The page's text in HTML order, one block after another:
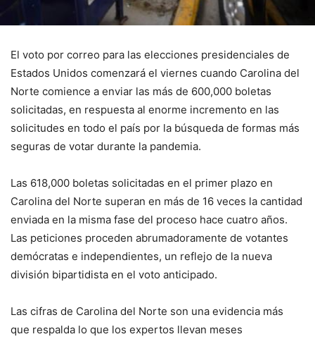
El voto por correo para las elecciones presidenciales de
Estados Unidos comenzará el viernes cuando Carolina del
Norte comience a enviar las más de 600,000 boletas
solicitadas, en respuesta al enorme incremento en las
solicitudes en todo el país por la búsqueda de formas más
seguras de votar durante la pandemia.
Las 618,000 boletas solicitadas en el primer plazo en
Carolina del Norte superan en más de 16 veces la cantidad
enviada en la misma fase del proceso hace cuatro años.
Las peticiones proceden abrumadoramente de votantes
demócratas e independientes, un reflejo de la nueva
división bipartidista en el voto anticipado.
Las cifras de Carolina del Norte son una evidencia más
que respalda lo que los expertos llevan meses